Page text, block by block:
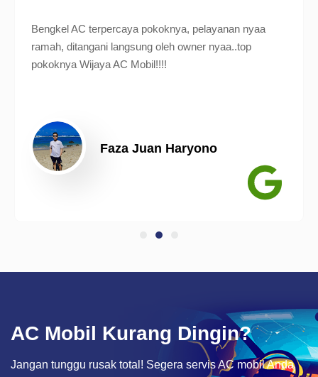
Bengkel AC terpercaya pokoknya, pelayanan nyaa
ramah, ditangani langsung oleh owner nyaa..top
pokoknya Wijaya AC Mobil!!!!
Faza Juan Haryono
AC Mobil Kurang Dingin?
Jangan tunggu rusak total! Segera servis AC mobil Anda